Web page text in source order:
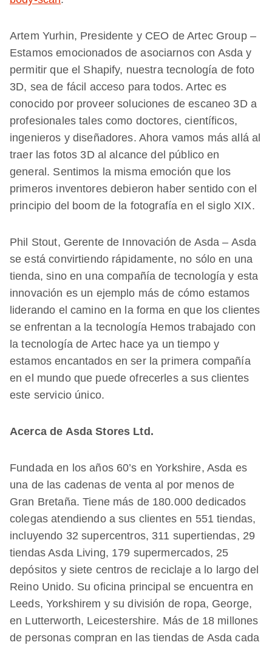
Artem Yurhin, Presidente y CEO de Artec Group –
Estamos emocionados de asociarnos con Asda y
permitir que el Shapify, nuestra tecnología de foto
3D, sea de fácil acceso para todos. Artec es
conocido por proveer soluciones de escaneo 3D a
profesionales tales como doctores, científicos,
ingenieros y diseñadores. Ahora vamos más allá al
traer las fotos 3D al alcance del público en
general. Sentimos la misma emoción que los
primeros inventores debieron haber sentido con el
principio del boom de la fotografía en el siglo XIX.
Phil Stout, Gerente de Innovación de Asda – Asda
se está convirtiendo rápidamente, no sólo en una
tienda, sino en una compañía de tecnología y esta
innovación es un ejemplo más de cómo estamos
liderando el camino en la forma en que los clientes
se enfrentan a la tecnología Hemos trabajado con
la tecnología de Artec hace ya un tiempo y
estamos encantados en ser la primera compañía
en el mundo que puede ofrecerles a sus clientes
este servicio único.
Acerca de Asda Stores Ltd.
Fundada en los años 60’s en Yorkshire, Asda es
una de las cadenas de venta al por menos de
Gran Bretaña. Tiene más de 180.000 dedicados
colegas atendiendo a sus clientes en 551 tiendas,
incluyendo 32 supercentros, 311 supertiendas, 29
tiendas Asda Living, 179 supermercados, 25
depósitos y siete centros de reciclaje a lo largo del
Reino Unido. Su oficina principal se encuentra en
Leeds, Yorkshirem y su división de ropa, George,
en Lutterworth, Leicestershire. Más de 18 millones
de personas compran en las tiendas de Asda cada